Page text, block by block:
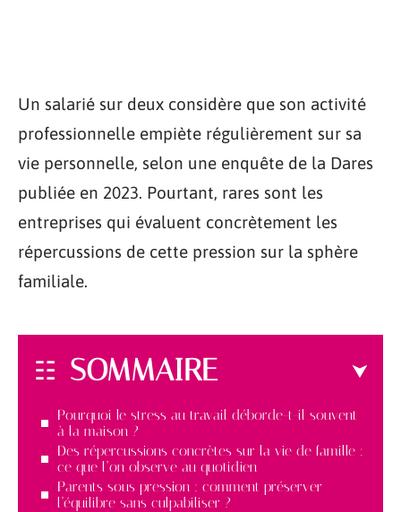
Un salarié sur deux considère que son activité
professionnelle empiète régulièrement sur sa
vie personnelle, selon une enquête de la Dares
publiée en 2023. Pourtant, rares sont les
entreprises qui évaluent concrètement les
répercussions de cette pression sur la sphère
familiale.
SOMMAIRE
Pourquoi le stress au travail déborde-t-il souvent
à la maison ?
Des répercussions concrètes sur la vie de famille :
ce que l’on observe au quotidien
Parents sous pression : comment préserver
l’équilibre sans culpabiliser ?